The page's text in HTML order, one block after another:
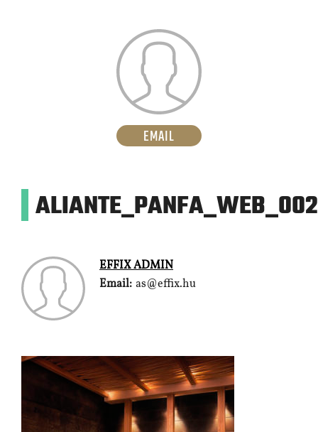
EMAIL
ALIANTE_PANFA_WEB_002
EFFIX ADMIN
Email: as@effix.hu